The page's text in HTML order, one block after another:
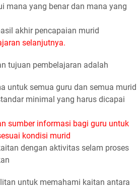
mana yang benar dan mana yang
akhir pencapaian murid
selanjutnya.
tujuan pembelajaran adalah
untuk semua guru dan semua murid
minimal yang harus dicapai
sumber informasi bagi guru untuk
kondisi murid
dengan aktivitas selam proses
untuk memahami kaitan antara